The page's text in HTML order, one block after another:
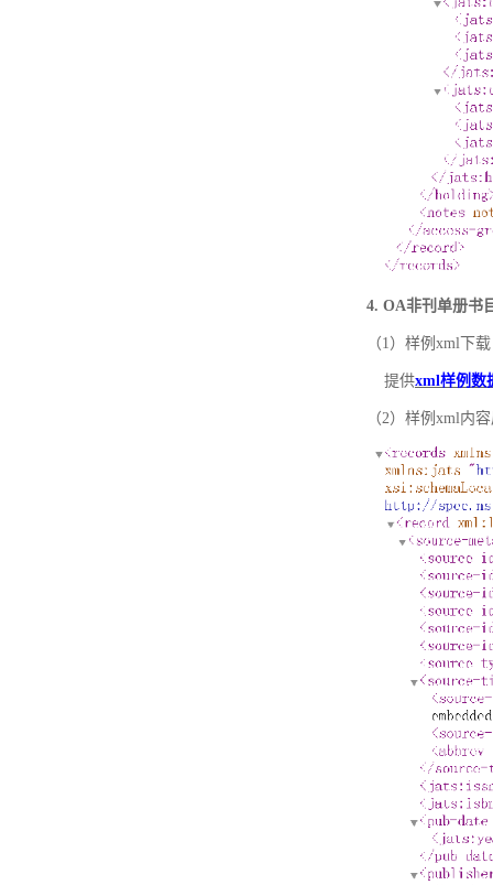
4. OA非刊单册书
（1）样例xml下载
提供xml样例数
（2）样例xml内